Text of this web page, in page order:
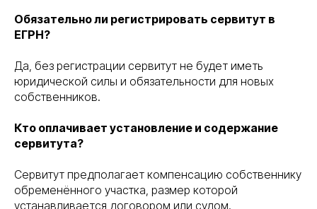
Обязательно ли регистрировать сервитут в
ЕГРН?
Да, без регистрации сервитут не будет иметь
юридической силы и обязательности для новых
собственников.
Кто оплачивает установление и содержание
сервитута?
Сервитут предполагает компенсацию собственнику
обременённого участка, размер которой
устанавливается договором или судом.